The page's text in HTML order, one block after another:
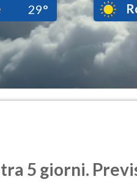
29°
5 giorni.